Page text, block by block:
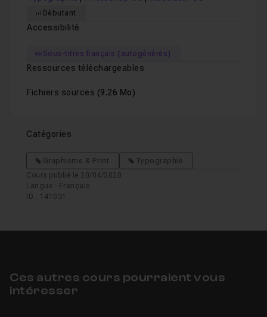
Débutant
Accessibilité
Sous-titres français (autogénérés)
Ressources téléchargeables
Fichiers sources (9.26 Mo)
Catégories
Graphisme & Print
Typographie
Cours publié le 20/04/2020
Langue : Français
ID : 141031
Ces autres cours pourraient vous
intéresser